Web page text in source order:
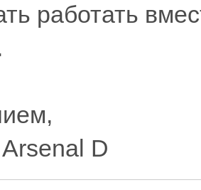
работать
D